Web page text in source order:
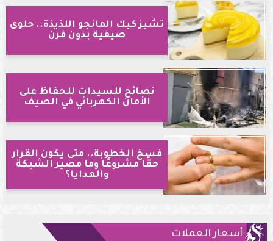
تشيز كيك المانجو اللذيذة.. حلوى
صيفية بدون فرن
نصائح للسيدات للحفاظ على
الأمان الكهربائي في الصيف
فسخ الخطوبة.. متى يكون القرار
حقًا مشروعًا وما مصير الشبكة
والهدايا؟
أسعار العملات